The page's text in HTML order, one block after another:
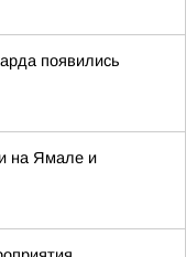
появились
на Ямале и